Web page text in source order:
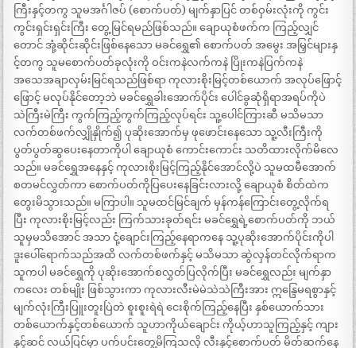
ကြီးနှင့်တကွ သူမအင်္ဂါဇပ် (စောက်ပတ်) မျက်နှာပြင် တစ်ဝှမ်းလုံးကို ကွင်း
ကွင်းရှင်းရှင်းကြီး တွေ့မြင်ရမည်ဖြစ်သည်။ ချောယုစံဖက်က ကြည့်လျှင်
တောင် အုံ့ဆိုင်းဆိုင်းဖြစ်နေသော မခင်ရွှေ၏ စောက်ပတ် အမွေး အမြှင်များနှ
င့်တကွ သူမစောက်ပတ်ခုလုံးကို ဝင်းကနဲလက်ကနဲ ပြိုးကနဲပြက်ကနဲ
အသေအချာလှမ်းမြင်ရသည်ဖြစ်ရာ ကုလားစိုးမြင့်တစ်ယောက် အလုပ်ဖြောင့်
ဖြောင့် မလုပ်နိုင်တော့ဘဲ မခင်ရွှေခါးအောက်ပိုင်း ပေါင်ခွဆုံရှိရာအရပ်ကိုပဲ
သဲကြီးမဲကြီး ကွက်ကြည့်ကွက်ကြည့်လုပ်ရင်း သူ့ပေါင်ကြားဆီ မသိမသာ
လက်တစ်ဖက်လျှိုနှိုက်၍ ပုဆိုးအောက်မှ ဖုဖောင်းနေသော သူ့လီးကြီးကို
ပွတ်ပွတ်ဆွပေးနေတာကိုပါ ချောယုစံ ကောင်းကောင်း သတိထားလိုက်မိလေ
သည်။ မခင်ရွှေအနေနှင့် ကုလားစိုးမြင့်ကြည့်နိုင်အောင်လို့ပဲ သူမထမီအောက်
စတမင်လွှတ်ကာ စောက်ပတ်ကိုပြပေးနေခြင်းလားလို့ ချောယုစံ စိတ်ထဲက
တွေးမိသွားသည်။ မကြာပါ။ သူမထင်မြင်ချက် မှန်ကန်ကြောင်းတွေ့လိုက်ရ
ပြီး ကုလားစိုးမြင့်လည်း ကြက်သားခုတ်ရင်း မခင်ရွှေရဲ့စောက်ပတ်ကို ဘယ်
သူမှမသိအောင် အသာ ငုံ့ချောင်းကြည့်နေရာကနေ သူ့ပုဆိုးအောက်ပိုင်းကိုပါ
ဒူးပေါ်ရောက်သည်အထိ လက်တစ်ဖက်နှင့် မသိမသာ ဆွဲလှန်တင်လိုက်ရာက
သူကပါ မခင်ရွှေကို ပုဆိုးအောက်စလွှတ်ပြလိုက်ပြီး မခင်ရွှေလည်း မျက်နှာ
ကလေး တစ်မျိုး ဖြစ်သွားကာ ကုလားလီးမဲမဲသဲသဲကြီးအား ဣန္ဒြေမရစွာနှင့်
မျက်လုံးကြီးပြူးတူးပြဲတဲ စူးစူးရဲရဲ ငေးစိုက်ကြည့်နေပြီး နှစ်ယောက်သား
တစ်ယောက်နှင့်တစ်ယောက် သူဟာကိုယ်ချောင်း ကိုယ့်ဟာသူကြည့်နှင့် ကျား
နှင့်ဆင် လယ်ပြင်မှာ ပက်ပင်းတွေ့မိကြသလို လီးနှင့်စောက်ပတ် မိတ်ဆက်နေ